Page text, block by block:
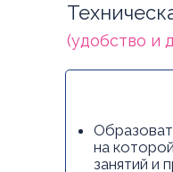
на
занятий и
(удобство и